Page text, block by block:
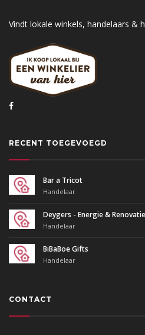
Vindt lokale winkels, handelaars &
RECENT TOEGEVOEGD
Bar a Tricot
Handelaar
Deygers - Energie &
Handelaar
BiBaBoe Gifts
Handelaar
CONTACT